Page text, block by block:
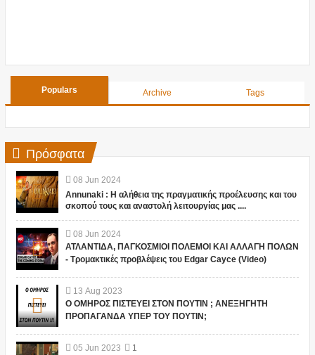
Populars Archive Tags
Πρόσφατα
08 Jun 2024
Annunaki : Η αλήθεια της πραγματικής προέλευσης και του
σκοπού τους και αναστολή λειτουργίας μας ....
08 Jun 2024
ΑΤΛΑΝΤΙΔΑ, ΠΑΓΚΟΣΜΙΟΙ ΠΟΛΕΜΟΙ ΚΑΙ ΑΛΛΑΓΗ ΠΟΛΩΝ
- Τρομακτικές προβλέψεις του Edgar Cayce (Video)
13 Aug 2023
Ο ΟΜΗΡΟΣ ΠΙΣΤΕΥΕΙ ΣΤΟΝ ΠΟΥΤΙΝ ; ΑΝΕΞΗΓΗΤΗ
ΠΡΟΠΑΓΑΝΔΑ ΥΠΕΡ ΤΟΥ ΠΟΥΤΙΝ;
05 Jun 2023
1